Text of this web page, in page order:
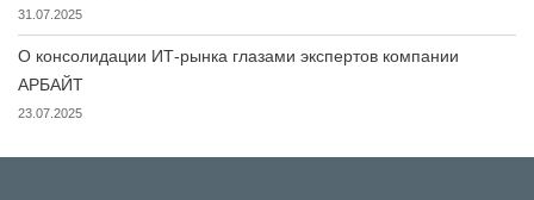
31.07.2025
О консолидации ИТ-рынка глазами экспертов компании
АРБАЙТ
23.07.2025